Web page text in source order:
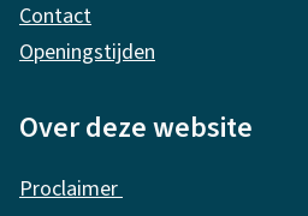
Contact
Openingstijden
Over deze website
Proclaimer